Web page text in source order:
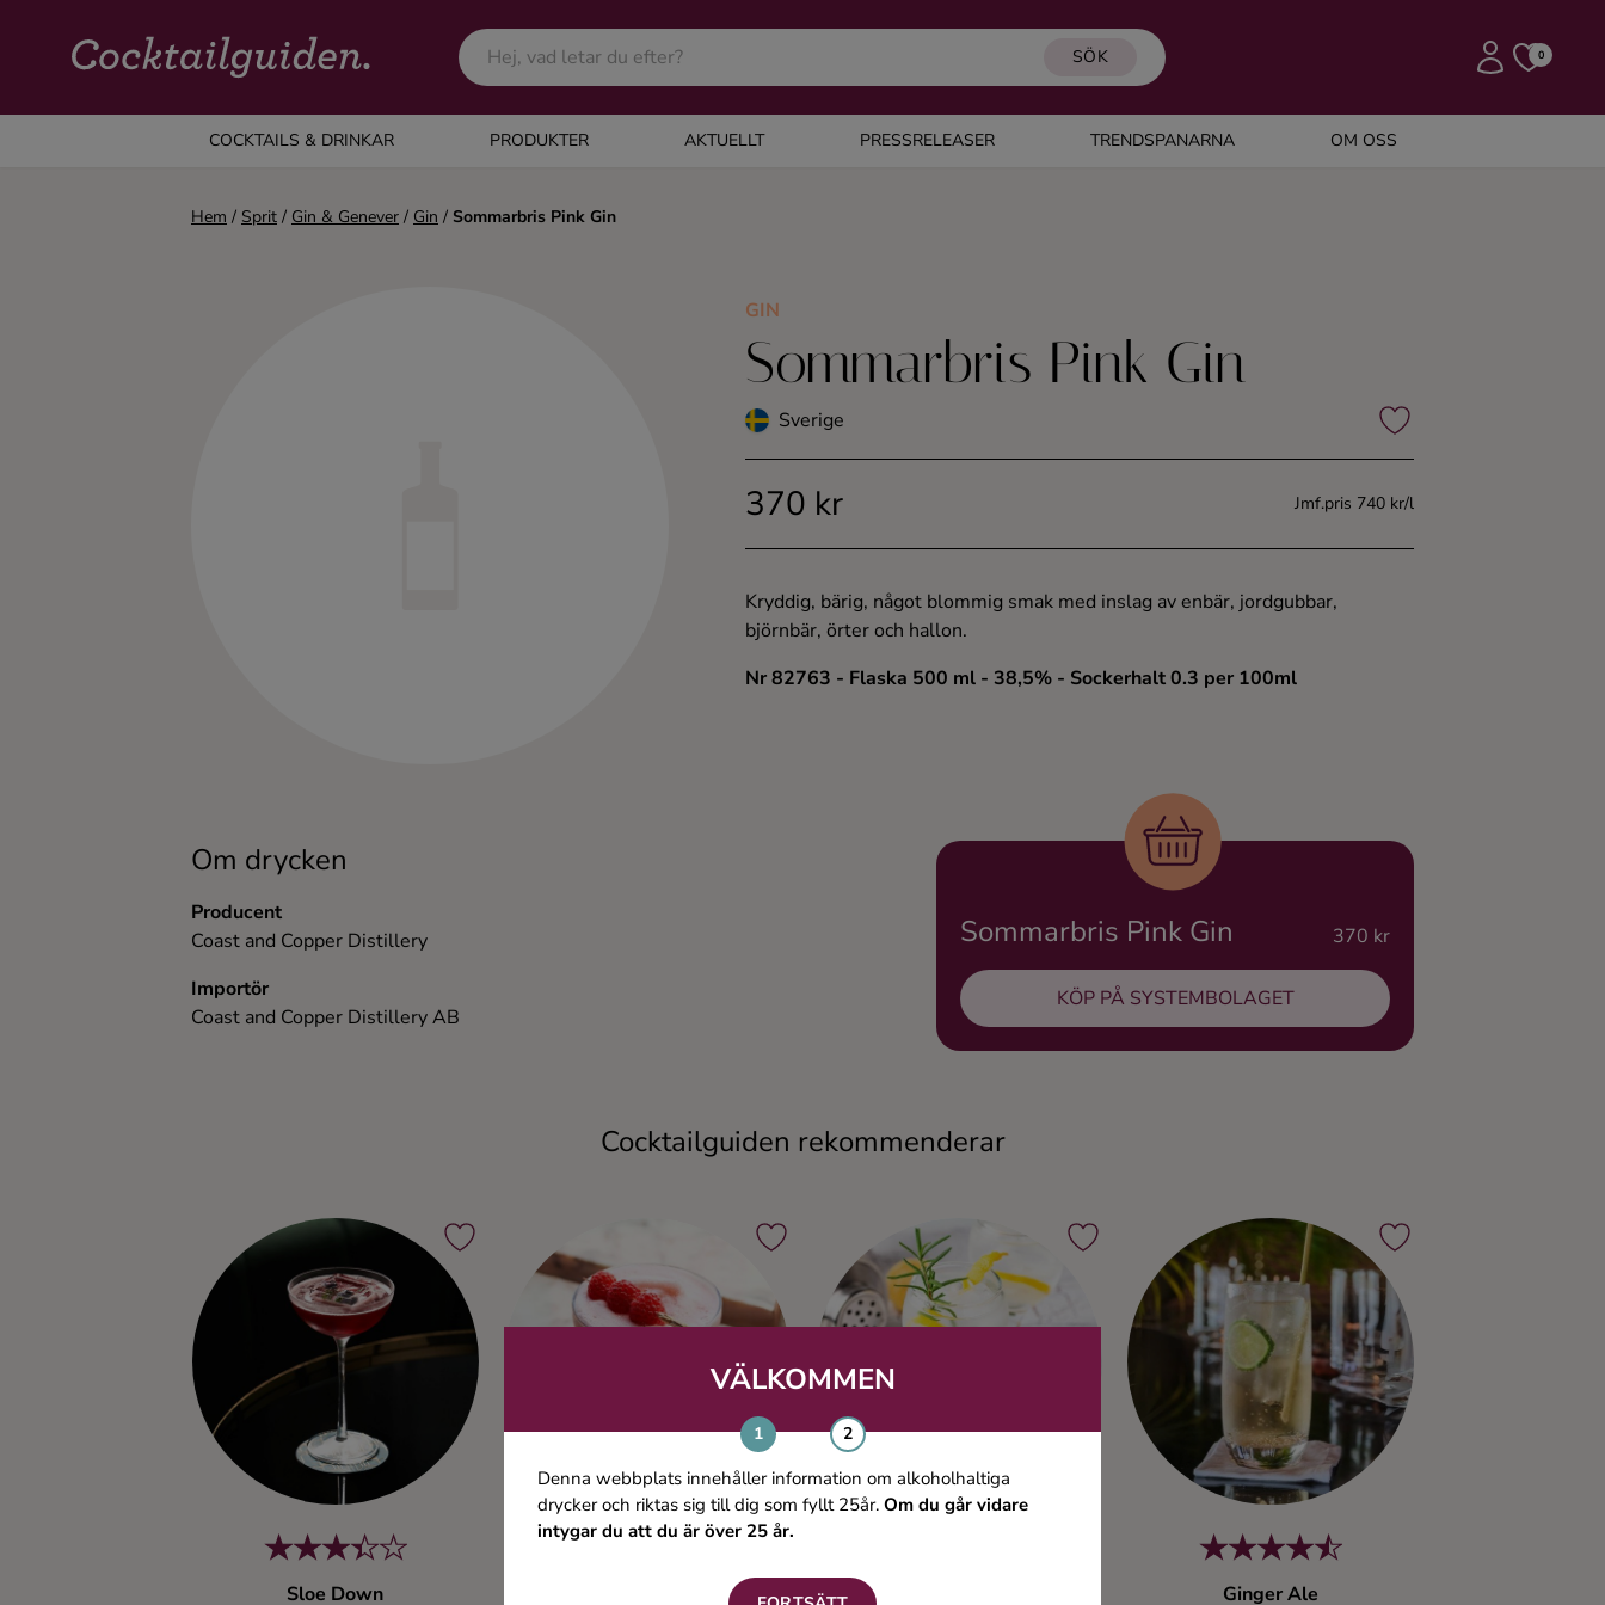
SÖK 0
COCKTAILS & DRINKAR PRODUKTER AKTUELLT PRESSRELEASER TRENDSPANARNA OM OSS
COCKTAILS & DRINKAR
Alla cocktails & drinkar
VÄLKOMMEN
Denna webbplats innehåller information om alkoholhaltiga
drycker och riktas sig till dig som fyllt 25år. Om du går vidare
intygar du att du är över 25 år.
Hem / Sprit / Gin & Genever / Gin / Sommarbris Pink Gin
GIN
Sommarbris Pink Gin
Sverige
370 kr Jmf.pris 740 kr/l
Kryddig, bärig, något blommig smak med inslag av enbär, jordgubbar,
björnbär, örter och hallon.
Nr 82763 - Flaska 500 ml - 38,5% - Sockerhalt 0.3 per 100ml
Om drycken
Producent
Coast and Copper Distillery
Importör
Coast and Copper Distillery AB
Sommarbris Pink Gin 370 kr
KÖP PÅ SYSTEMBOLAGET
Cocktailguiden rekommenderar
Sloe Down Ginger Ale